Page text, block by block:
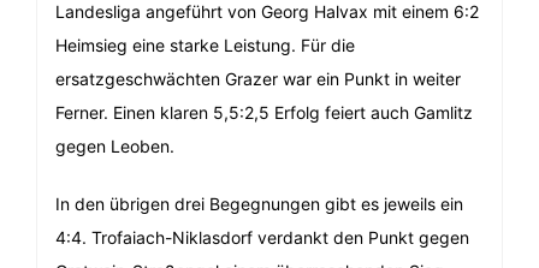
Landesliga angeführt von Georg Halvax mit einem 6:2
Heimsieg eine starke Leistung. Für die
ersatzgeschwächten Grazer war ein Punkt in weiter
Ferner. Einen klaren 5,5:2,5 Erfolg feiert auch Gamlitz
gegen Leoben.
In den übrigen drei Begegnungen gibt es jeweils ein
4:4. Trofaiach-Niklasdorf verdankt den Punkt gegen